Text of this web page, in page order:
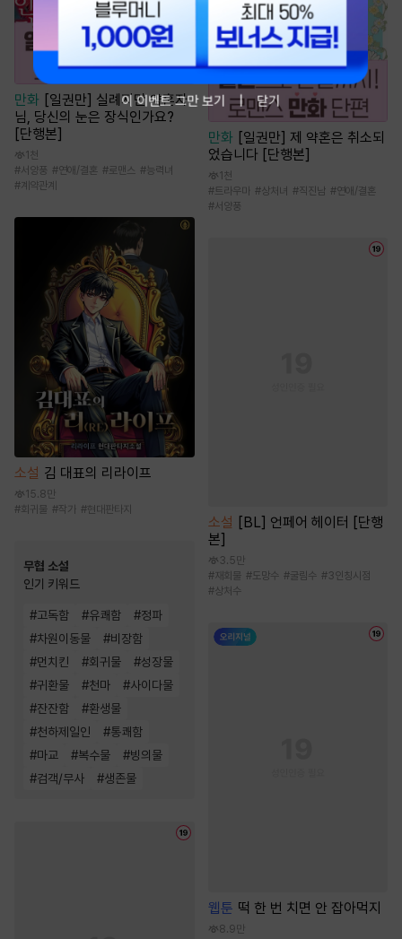
만화
[일권만] 실례지만 약혼자
님, 당신의 눈은 장식인가요?
[단행본]
1천
#서양풍 #연애/결혼 #로맨스 #능력녀
# 계약관계
소설 김 대표의 리라이프
15.8만
#회귀물 #작가 #현대판타지
무협 소설
인기 키워드
#고독함 #유쾌함 #정파
#차원이동물 #비장함
#먼치킨 #회귀물 #성장물
#귀환물 #천마 #사이다물
#잔잔함 #환생물
#천하제일인 #통쾌함
#마교 #복수물 #빙의물
#검객/무사 #생존물
만화 [일권만] 제 약혼은 취소되
었습니다 [단행본]
1천
#트라우마 #상처녀 #직진남 #연애/결혼
#서양풍
소설
[BL] 언페어 헤이터 [단행
본]
3.5만
#재회물 #도망수 #굴림수 #3인칭시점
#상처수
웹툰 떡 한 번 치면 안 잡아먹지
8.9만
이 이벤트 그만 보기 닫기